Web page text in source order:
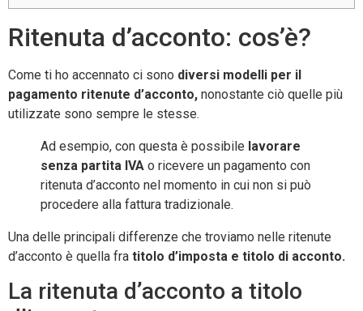
Ritenuta d’acconto: cos’è?
Come ti ho accennato ci sono diversi modelli per il
pagamento ritenute d’acconto, nonostante ciò quelle più
utilizzate sono sempre le stesse.
Ad esempio, con questa è possibile lavorare
senza partita IVA o ricevere un pagamento con
ritenuta d’acconto nel momento in cui non si può
procedere alla fattura tradizionale.
Una delle principali differenze che troviamo nelle ritenute
d’acconto è quella fra titolo d’imposta e titolo di acconto.
La ritenuta d’acconto a titolo